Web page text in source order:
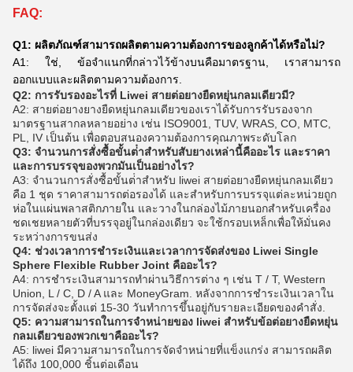
FAQ:
Q1: ผลิตภัณฑ์สามารถผลิตตามความต้องการของลูกค้าได้หรือไม่?
A1: ใช่, ข้อจําแนกที่กล่าวไว้ข้างบนคือมาตรฐาน, เราสามารถ
ออกแบบและผลิตตามความต้องการ.
Q2: การรับรองอะไรที่ Liwei สายต่อยางยืดหยุ่นกลมเดียวมี?
A2: สายต่อยางยางยืดหยุ่นกลมเดียวของเราได้รับการรับรองจาก
มาตรฐานสากลหลายอย่าง เช่น ISO9001, TUV, WRAS, CO, MTC,
PL, IV เป็นต้น เพื่อตอบสนองความต้องการคุณภาพระดับโลก
Q3: จํานวนการสั่งซื้อขั้นต่ําสําหรับสับยางเหล่านี้คืออะไร และราคา
และการบรรจุของพวกมันเป็นอย่างไร?
A3: จํานวนการสั่งซื้อขั้นต่ําสําหรับ liwei สายต่อยางยืดหยุ่นกลมเดียว
คือ 1 ชุด ราคาสามารถต่อรองได้ และสําหรับการบรรจุแต่ละหน่วยถูก
ห่อในแผ่นพลาสติกภายใน และวางในกล่องไม้ภายนอกสําหรับเครื่อง
ชดเชยหลายตัวที่บรรจุอยู่ในกล่องเดียว จะใช้กรอบเหล็กเพื่อให้มั่นคง
ระหว่างการขนส่ง
Q4: ช่วงเวลาการชําระเงินและเวลาการจัดส่งของ Liwei Single
Sphere Flexible Rubber Joint คืออะไร?
A4: การชําระเงินสามารถทําผ่านวิธีการต่าง ๆ เช่น T / T, Western
Union, L / C, D / A และ MoneyGram. หลังจากการชําระเงินเวลาใน
การจัดส่งจะตั้งแต่ 15-30 วันทําการขึ้นอยู่กับรายละเอียดของคําสั่ง.
Q5: ความสามารถในการจําหน่ายของ liwei สําหรับข้อต่อยางยืดหยุ่น
กลมเดียวของพวกเขาคืออะไร?
A5: liwei มีความสามารถในการจัดจําหน่ายที่แข็งแกร่ง สามารถผลิต
ได้ถึง 100,000 ชิ้นต่อเดือน